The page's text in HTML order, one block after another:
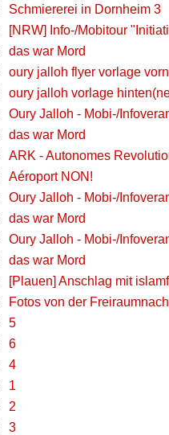
Schmiererei in Dornheim 3
[NRW] Info-/Mobitour
das war Mord
oury jalloh flyer vorlage
oury jalloh vorlage
Oury Jalloh - Mobi-/
das war Mord
ARK - Autonomes
Aéroport NON!
Oury Jalloh - Mobi-/
das war Mord
Oury Jalloh - Mobi-/
das war Mord
[Plauen] Anschlag mit
Fotos von der
5
6
4
1
2
3